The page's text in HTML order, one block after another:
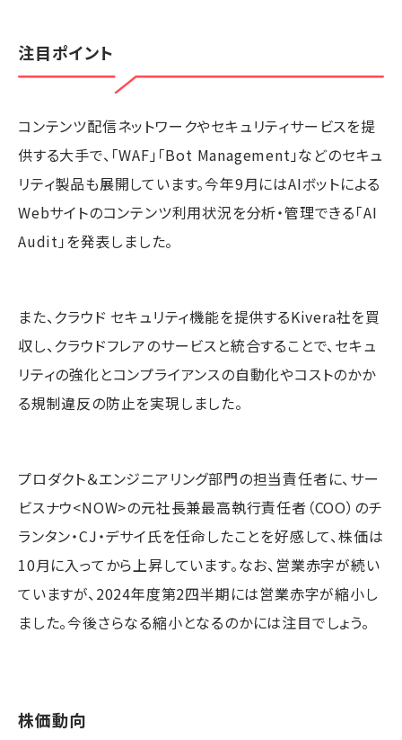
注目ポイント
コンテンツ配信ネットワークやセキュリティサービスを提
供する大手で、「WAF」「Bot Management」などのセキュ
リティ製品も展開しています。今年9月にはAIボットによる
Webサイトのコンテンツ利用状況を分析・管理できる「AI
Audit」を発表しました。
また、クラウド セキュリティ機能を提供するKivera社を買
収し、クラウドフレアのサービスと統合することで、セキュ
リティの強化とコンプライアンスの自動化やコストのかか
る規制違反の防止を実現しました。
プロダクト＆エンジニアリング部門の担当責任者に、サー
ビスナウ<NOW>の元社長兼最高執行責任者（COO）のチ
ランタン・CJ・デサイ氏を任命したことを好感して、株価は
10月に入ってから上昇しています。なお、営業赤字が続い
ていますが、2024年度第2四半期には営業赤字が縮小し
ました。今後さらなる縮小となるのかには注目でしょう。
株価動向